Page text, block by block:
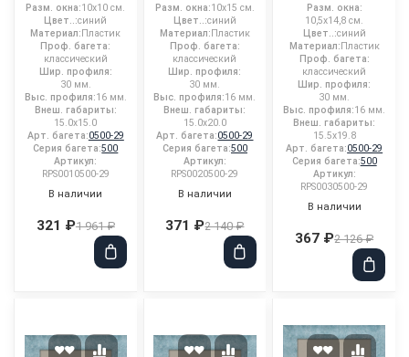
Разм. окна:10x10 см.
Цвет..:синий
Материал:Пластик
Проф. багета:
классический
Шир. профиля:
30 мм.
Выс. профиля:16 мм.
Внеш. габариты:
15.0x15.0
Арт. багета:0500-29
Серия багета:500
Артикул:
RPS0010500-29
В наличии
321 ₽1 961 ₽
Разм. окна:10x15 см.
Цвет..:синий
Материал:Пластик
Проф. багета:
классический
Шир. профиля:
30 мм.
Выс. профиля:16 мм.
Внеш. габариты:
15.0x20.0
Арт. багета:0500-29
Серия багета:500
Артикул:
RPS0020500-29
В наличии
371 ₽2 140 ₽
Разм. окна:
10,5x14,8 см.
Цвет..:синий
Материал:Пластик
Проф. багета:
классический
Шир. профиля:
30 мм.
Выс. профиля:16 мм.
Внеш. габариты:
15.5x19.8
Арт. багета:0500-29
Серия багета:500
Артикул:
RPS0030500-29
В наличии
367 ₽2 126 ₽